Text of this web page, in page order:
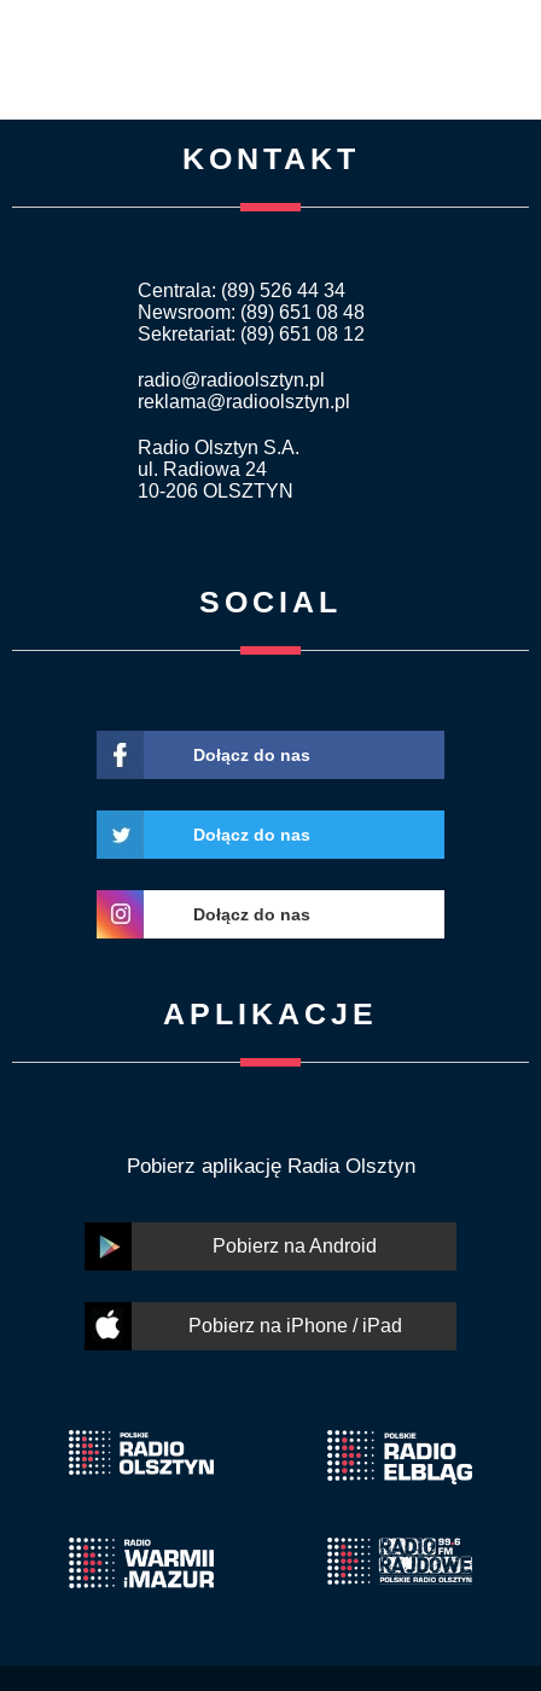
KONTAKT
Centrala: (89) 526 44 34
Newsroom: (89) 651 08 48
Sekretariat: (89) 651 08 12
radio@radioolsztyn.pl
reklama@radioolsztyn.pl
Radio Olsztyn S.A.
ul. Radiowa 24
10-206 OLSZTYN
SOCIAL
Dołącz do nas
Dołącz do nas
Dołącz do nas
APLIKACJE
Pobierz aplikację Radia Olsztyn
Pobierz na Android
Pobierz na iPhone / iPad